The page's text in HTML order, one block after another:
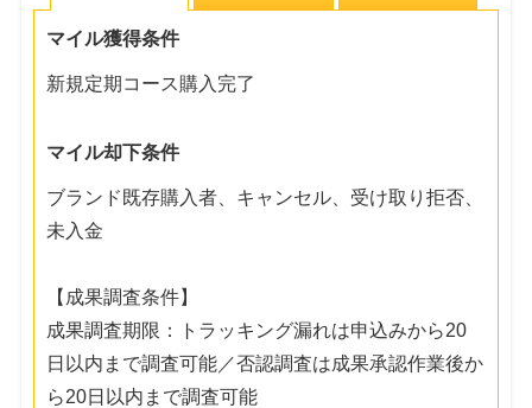
マイル獲得条件
新規定期コース購入完了
マイル却下条件
ブランド既存購入者、キャンセル、受け取り拒否、
未入金
【成果調査条件】
成果調査期限：トラッキング漏れは申込みから20
日以内まで調査可能／否認調査は成果承認作業後か
ら20日以内まで調査可能